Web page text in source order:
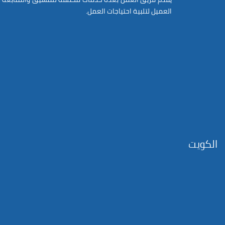
العميل لتلبية احتياجات العمل.
الكويت